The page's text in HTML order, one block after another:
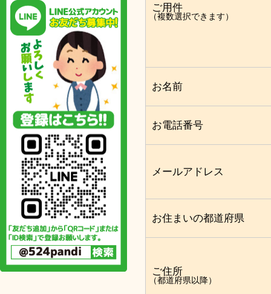
ご用件
（複数選択できます）
お名前
お電話番号
メールアドレス
お住まいの都道府県
ご住所
（都道府県以降）